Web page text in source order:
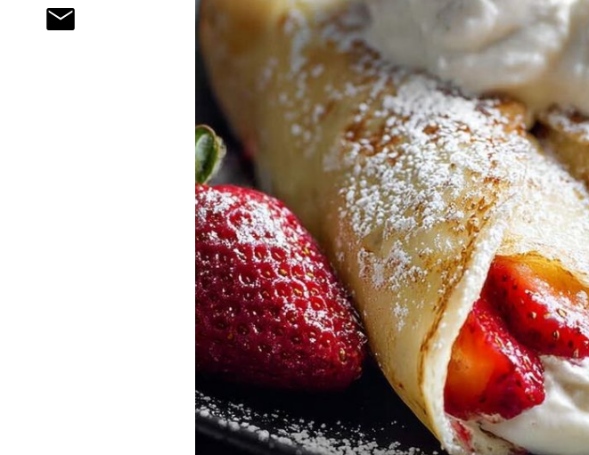
+1
TJEDNI JELOVNIK
7 laganih i finih jela za svaki dan
ovoga tjedna – kad je vani jako vruće
TJEDNI
Lagana
radit
jedno